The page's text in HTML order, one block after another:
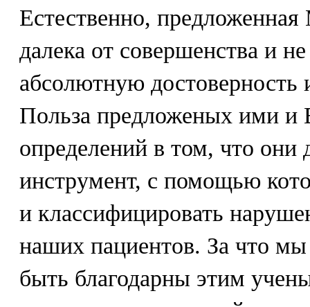
Естественно, предложенная
далека от совершенства и
абсолютную достоверность
Польза предложеных ими и
определений в том, что они
инструмент, с помощью
и классифицировать
наших пациентов. За что
быть благодарны этим